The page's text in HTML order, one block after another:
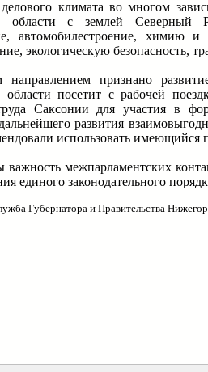
климата во многом
области с землей Северный
автомобилестроение, химию и
экологическую безопасность,
направлением признано
области посетит с рабочей
Саксонии для участия в
развития
использовать
важность межпарламентских
единого законодательного
Губернатора и Правительства